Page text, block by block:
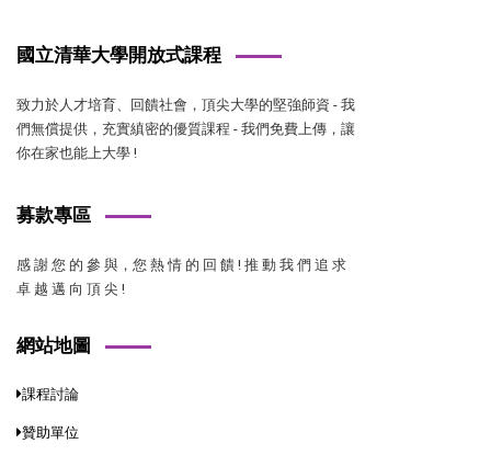
國立清華大學開放式課程
致力於人才培育、回饋社會，頂尖大學的堅強師資 - 我
們無償提供，充實縝密的優質課程 - 我們免費上傳，讓
你在家也能上大學 !
募款專區
感 謝 您 的 參 與，您 熱 情 的 回 饋 ! 推 動 我 們 追 求
卓 越 邁 向 頂 尖 !
網站地圖
課程討論
贊助單位